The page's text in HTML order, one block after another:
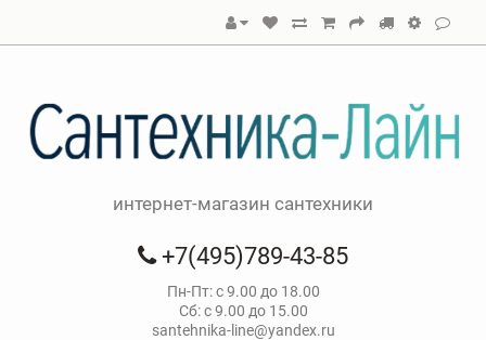
интернет-магазин сантехники
+7(495)789-43-85
Пн-Пт: с 9.00 до 18.00
Сб: с 9.00 до 15.00
santehnika-line@yandex.ru